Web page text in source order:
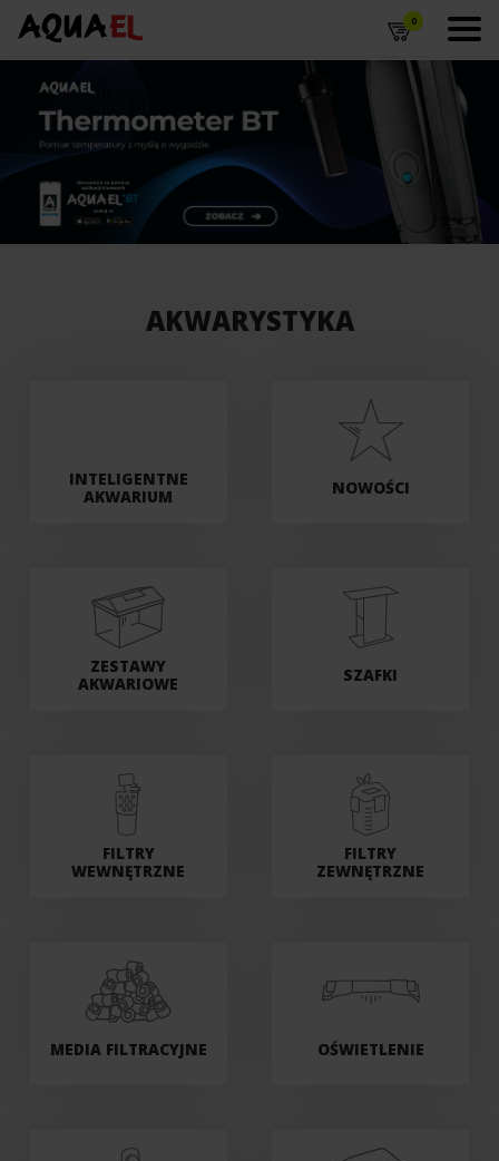
0
AKWARYSTYKA
INTELIGENTNE
AKWARIUM
NOWOŚCI
ZESTAWY
AKWARIOWE
SZAFKI
FILTRY
WEWNĘTRZNE
FILTRY
ZEWNĘTRZNE
MEDIA FILTRACYJNE OŚWIETLENIE